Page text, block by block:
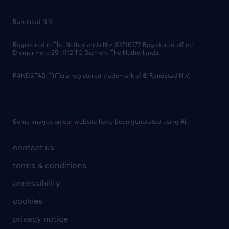
randstad innovation fund
country websites
contact us
terms & conditions
accessibility
cookies
privacy notice
Randstad N.V.
Registered in The Netherlands No: 33216172 Registered office:
Diemermere 25, 1112 TC Diemen, The Netherlands.
RANDSTAD, is a registered trademark of © Randstad N.V.
Some images on our website have been generated using AI.